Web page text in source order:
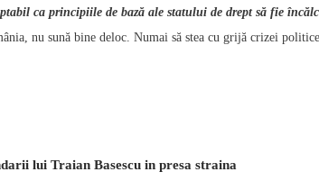
ca principiile de bază ale statului de drept să fie
nu sună bine deloc. Numai să stea cu grijă crizei
lui Traian Basescu in presa straina